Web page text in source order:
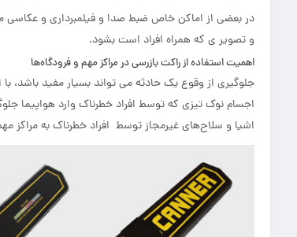
در بعضی از اماکن خاص ضبط صدا و فیلمبرداری و عکاسی
و تصویر ی که همراه افراد است بشود.
اهمیت استفاده از راکت بازرسی در مراکز مهم و فرودگاه‌ها
جلوگیری از وقوع یک حادثه می تواند بسیار مفید باشد،
اجسام نوک تیزی که توسط افراد خطرناک وارد هواپیما
اشیا و سلاح‌های غیرمجاز توسط افراد خطرناک به مراکز